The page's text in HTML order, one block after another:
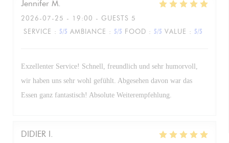
Jennifer M
2026-07-25 - 19:00 - GUESTS 5
SERVICE : 5/5 AMBIANCE : 5/5 FOOD : 5/5 VALUE : 5/5
Exzellenter Service! Schnell, freundlich und sehr humorvoll,
wir haben uns sehr wohl gefühlt. Abgesehen davon war das
Essen ganz fantastisch! Absolute Weiterempfehlung.
DIDIER I